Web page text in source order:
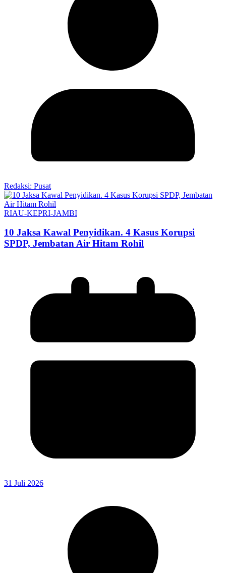
Redaksi: Pusat
RIAU-KEPRI-JAMBI
10 Jaksa Kawal Penyidikan. 4 Kasus Korupsi
SPDP, Jembatan Air Hitam Rohil
31 Juli 2026